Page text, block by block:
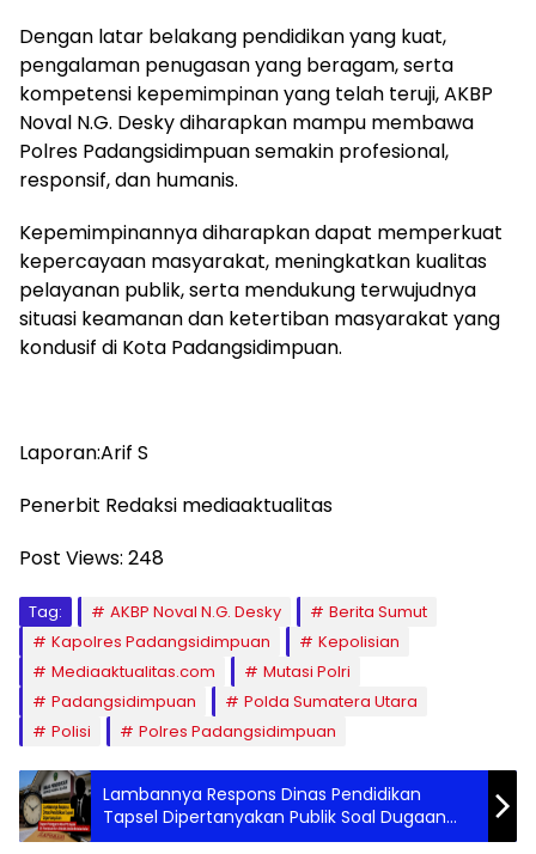
Dengan latar belakang pendidikan yang kuat,
pengalaman penugasan yang beragam, serta
kompetensi kepemimpinan yang telah teruji, AKBP
Noval N.G. Desky diharapkan mampu membawa
Polres Padangsidimpuan semakin profesional,
responsif, dan humanis.
Kepemimpinannya diharapkan dapat memperkuat
kepercayaan masyarakat, meningkatkan kualitas
pelayanan publik, serta mendukung terwujudnya
situasi keamanan dan ketertiban masyarakat yang
kondusif di Kota Padangsidimpuan.
Laporan:Arif S
Penerbit Redaksi mediaaktualitas
Post Views: 248
Tag: AKBP Noval N.G. Desky
Berita Sumut
Kapolres Padangsidimpuan
Kepolisian
Mediaaktualitas.com
Mutasi Polri
Padangsidimpuan
Polda Sumatera Utara
Polisi
Polres Padangsidimpuan
Lambannya Respons Dinas Pendidikan
Tapsel Dipertanyakan Publik Soal Dugaan
Pelanggaran